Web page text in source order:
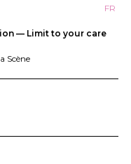
FR
— Limit to your care
Scène